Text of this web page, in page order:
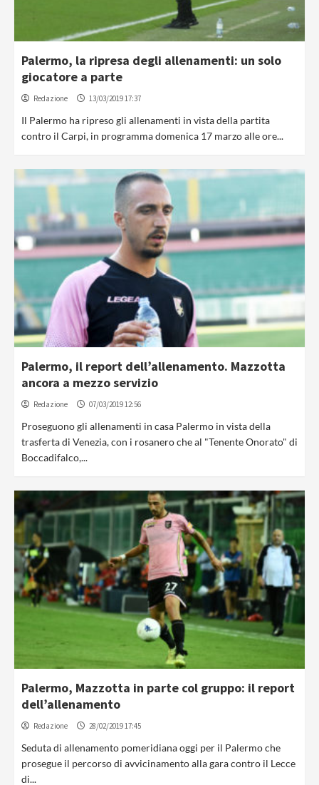
Palermo, la ripresa degli allenamenti: un solo
giocatore a parte
Redazione 13/03/2019 17:37
Il Palermo ha ripreso gli allenamenti in vista della partita
contro il Carpi, in programma domenica 17 marzo alle ore...
Palermo, il report dell’allenamento. Mazzotta
ancora a mezzo servizio
Redazione 07/03/2019 12:56
Proseguono gli allenamenti in casa Palermo in vista della
trasferta di Venezia, con i rosanero che al "Tenente Onorato" di
Boccadifalco,...
Palermo, Mazzotta in parte col gruppo: il report
dell’allenamento
Redazione 28/02/2019 17:45
Seduta di allenamento pomeridiana oggi per il Palermo che
prosegue il percorso di avvicinamento alla gara contro il Lecce
di...